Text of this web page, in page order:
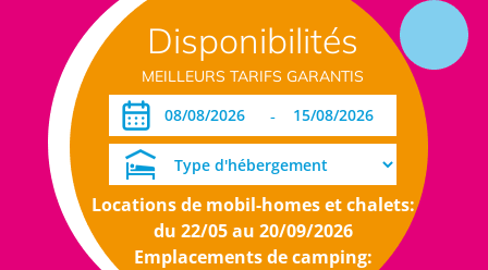
Disponibilités
MEILLEURS TARIFS GARANTIS
-
Locations de mobil-homes et chalets:
du 22/05 au 20/09/2026
Emplacements de camping: